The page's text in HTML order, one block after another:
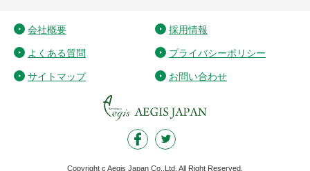
会社概要 採用情報
よくある質問 プライバシーポリシー
サイトマップ お問い合わせ
Copyright c Aegis Japan Co.,Ltd. All Right Reserved.